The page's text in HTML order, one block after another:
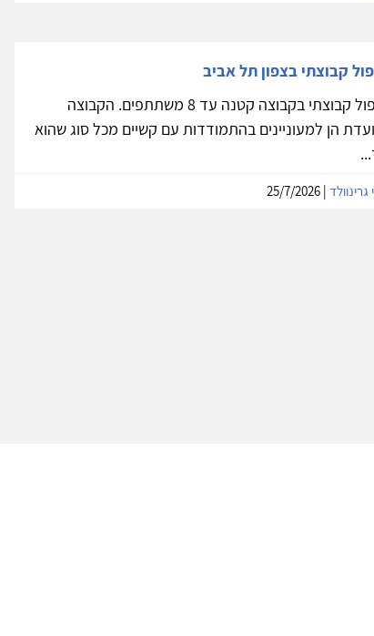
קבוצתי בצפון תל אביב
טיפול קבוצתי בקבוצה קטנה עד 8 משתתפים. הקבוצה
הן למעוניינים בהתמודדות עם קשיים מכל סוג שהוא
גרינוולד | 25/7/2026